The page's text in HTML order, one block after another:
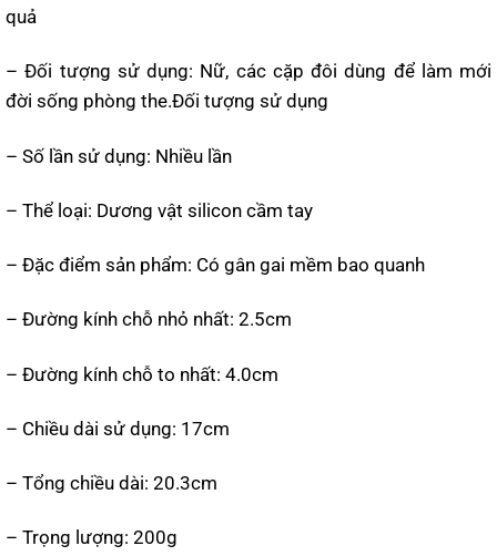
quả
– Đối tượng sử dụng: Nữ, các cặp đôi dùng để làm mới
đời sống phòng the.Đối tượng sử dụng
– Số lần sử dụng: Nhiều lần
– Thể loại: Dương vật silicon cầm tay
– Đặc điểm sản phẩm: Có gân gai mềm bao quanh
– Đường kính chỗ nhỏ nhất: 2.5cm
– Đường kính chỗ to nhất: 4.0cm
– Chiều dài sử dụng: 17cm
– Tổng chiều dài: 20.3cm
– Trọng lượng: 200g